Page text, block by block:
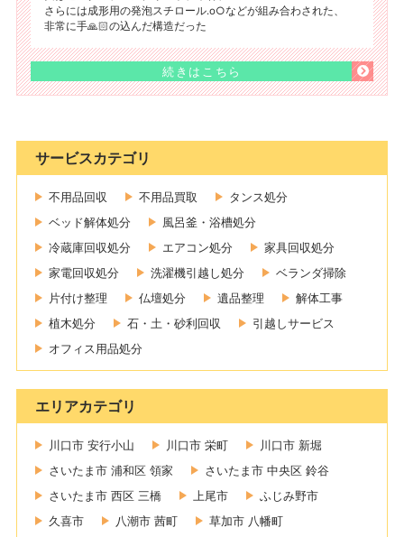
さらには成形用の発泡スチロール.o○などが組み合わされた、
非常に手🙏🏻の込んだ構造だった
続きはこちら
サービスカテゴリ
不用品回収 不用品買取
タンス処分
ベッド解体処分
風呂釜・浴槽処分
冷蔵庫回収処分
エアコン処分
家具回収処分
家電回収処分
洗濯機引越し処分
ベランダ掃除
片付け整理
仏壇処分 遺品整理
解体工事
植木処分
石・土・砂利回収
引越しサービス
オフィス用品処分
エリアカテゴリ
川口市 安行小山 川口市 栄町
川口市 新堀
さいたま市 浦和区 領家
さいたま市 中央区 鈴谷
さいたま市 西区 三橋
上尾市
ふじみ野市
久喜市
八潮市 茜町
草加市 八幡町